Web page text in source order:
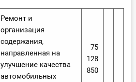
Ремонт и
организация
содержания,
направленная на
улучшение качества
автомобильных
75
128
850